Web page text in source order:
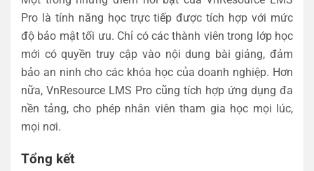
Pro là tính năng học trực tiếp được tích hợp với mức
độ bảo mật tối ưu. Chỉ có các thành viên trong lớp học
mới có quyền truy cập vào nội dung bài giảng, đảm
bảo an ninh cho các khóa học của doanh nghiệp. Hơn
nữa, VnResource LMS Pro cũng tích hợp ứng dụng đa
nền tảng, cho phép nhân viên tham gia học mọi lúc,
mọi nơi.
Tổng kết